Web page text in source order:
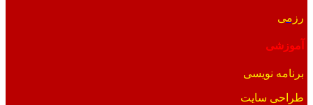
رزمی
آموزشی
برنامه نویسی
طراحی سایت